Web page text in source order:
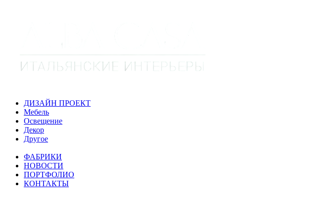
ДИЗАЙН ПРОЕКТ
Мебель
Освещение
Декор
Другое
ФАБРИКИ
НОВОСТИ
ПОРТФОЛИО
КОНТАКТЫ